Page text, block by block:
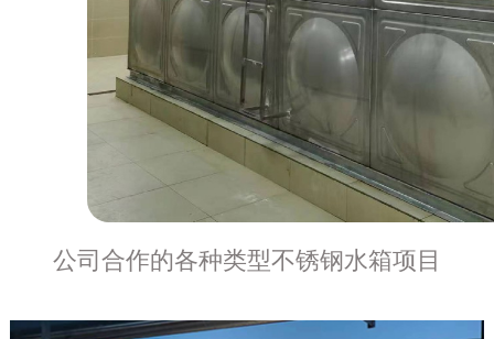
公司合作的各种类型不锈钢水箱项目